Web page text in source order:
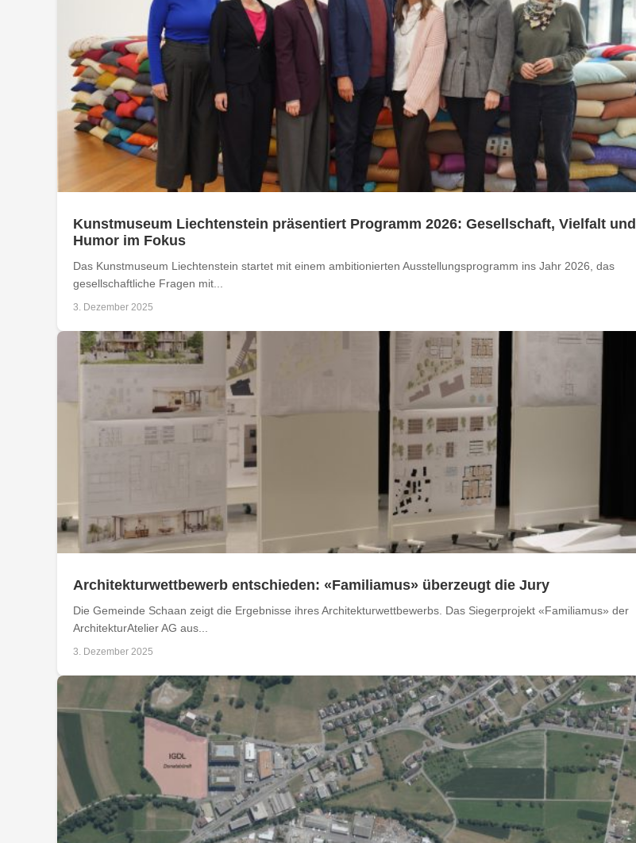
Kunstmuseum Liechtenstein präsentiert Programm 2026: Gesellschaft, Vielfalt und
Humor im Fokus
Das Kunstmuseum Liechtenstein startet mit einem ambitionierten Ausstellungsprogramm ins Jahr 2026, das
gesellschaftliche Fragen mit...
3. Dezember 2025
Architekturwettbewerb entschieden: «Familiamus» überzeugt die Jury
Die Gemeinde Schaan zeigt die Ergebnisse ihres Architekturwettbewerbs. Das Siegerprojekt «Familiamus» der
ArchitekturAtelier AG aus...
3. Dezember 2025